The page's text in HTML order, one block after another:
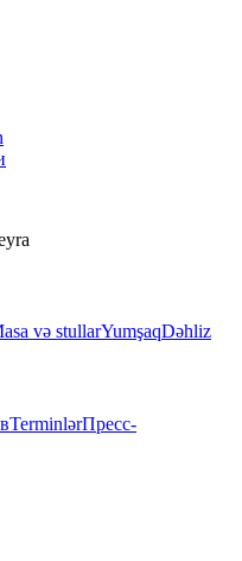
və stullarYumşaqDəhliz
TerminlərПресс-